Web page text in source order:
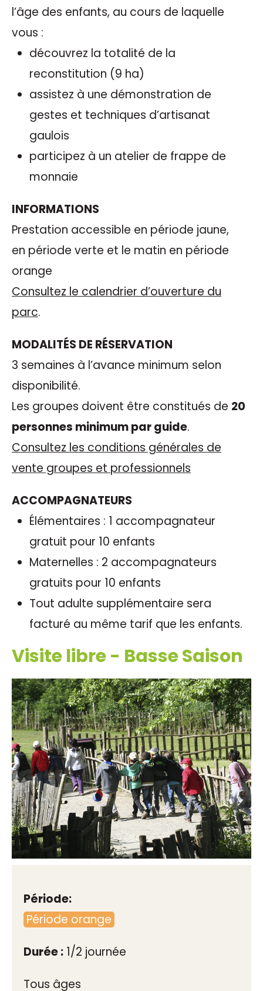
l’âge des enfants, au cours de laquelle
vous :
découvrez la totalité de la
reconstitution (9 ha)
assistez à une démonstration de
gestes et techniques d’artisanat
gaulois
participez à un atelier de frappe de
monnaie
INFORMATIONS
Prestation accessible en période jaune,
en période verte et le matin en période
orange
Consultez le calendrier d’ouverture du
parc.
MODALITÉS DE RÉSERVATION
3 semaines à l’avance minimum selon
disponibilité.
Les groupes doivent être constitués de 20
personnes minimum par guide.
Consultez les conditions générales de
vente groupes et professionnels
ACCOMPAGNATEURS
Élémentaires : 1 accompagnateur
gratuit pour 10 enfants
Maternelles : 2 accompagnateurs
gratuits pour 10 enfants
Tout adulte supplémentaire sera
facturé au même tarif que les enfants.
Visite libre - Basse Saison
Période:
Période orange
Durée : 1/2 journée
Tous âges